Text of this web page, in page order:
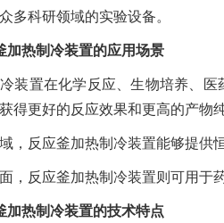
多科研领域的实验设备。
热制冷装置的应用场景
装置在化学反应、生物培养、
得更好的反应效果和更高的产物纯
，反应釜加热制冷装置能够提供
，反应釜加热制冷装置则可用于
热制冷装置的技术特点